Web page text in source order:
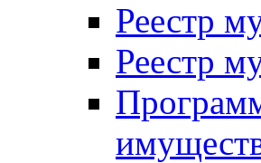
Реестр
Реестр